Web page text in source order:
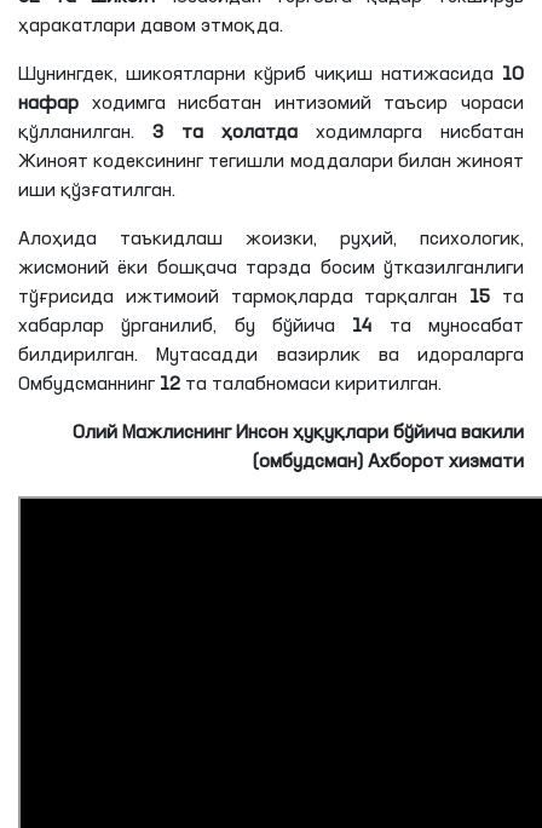
ҳаракатлари давом этмоқда.
Шунингдек, шикоятларни кўриб чиқиш натижасида 10
нафар ходимга нисбатан интизомий таъсир чораси
қўлланилган. 3 та ҳолатда ходимларга нисбатан
Жиноят кодексининг тегишли моддалари билан жиноят
иши қўзғатилган.
Алоҳида таъкидлаш жоизки, руҳий, психологик,
жисмоний ёки бошқача тарзда босим ўтказилганлиги
тўғрисида ижтимоий тармоқларда тарқалган 15 та
хабарлар ўрганилиб, бу бўйича 14 та муносабат
билдирилган. Мутасадди вазирлик ва идораларга
Омбудсманнинг 12 та талабномаси киритилган.
Олий Мажлиснинг Инсон ҳуқуқлари бўйича вакили
(омбудсман) Ахборот хизмати